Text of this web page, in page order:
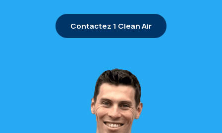
Contactez 1 Clean Air